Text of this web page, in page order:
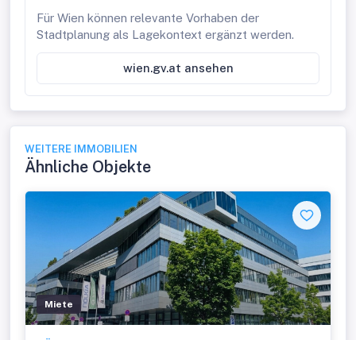
Für Wien können relevante Vorhaben der
Stadtplanung als Lagekontext ergänzt werden.
wien.gv.at ansehen
WEITERE IMMOBILIEN
Ähnliche Objekte
Miete